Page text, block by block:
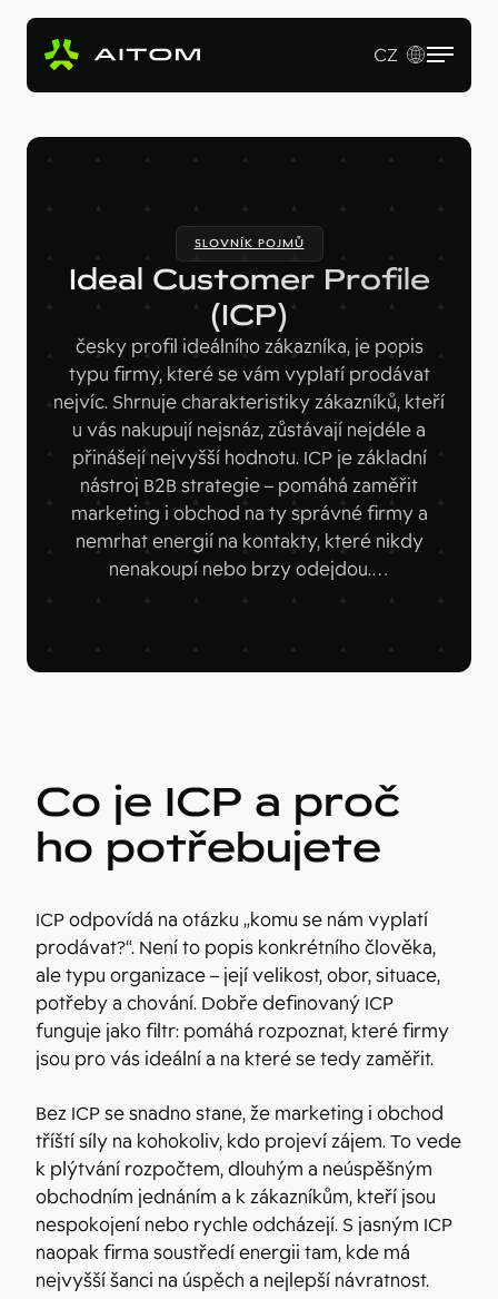
Vstupní studie
Tvorba webu a online aplikací
B2B marketing
AI Copy & SEO Booster
Soutěžní portál
Kariérní web
Pro koho
B2B firmy
Velké značky
Startupy
Technologie
Hotjar
Ahrefs
Google Looker Studio
Figma
Collabim
Leady
Pipedrive
Naše práce
O nás
Blog
Kontakt
EN
CZ
SLOVNÍK POJMŮ
Ideal Customer Profile
(ICP)
česky profil ideálního zákazníka, je popis
typu firmy, které se vám vyplatí prodávat
nejvíc. Shrnuje charakteristiky zákazníků, kteří
u vás nakupují nejsnáz, zůstávají nejdéle a
přinášejí nejvyšší hodnotu. ICP je základní
nástroj B2B strategie – pomáhá zaměřit
marketing i obchod na ty správné firmy a
nemrhat energií na kontakty, které nikdy
nenakoupí nebo brzy odejdou.…
Co je ICP a proč
ho potřebujete
ICP odpovídá na otázku „komu se nám vyplatí
prodávat?“. Není to popis konkrétního člověka,
ale typu organizace – její velikost, obor, situace,
potřeby a chování. Dobře definovaný ICP
funguje jako filtr: pomáhá rozpoznat, které firmy
jsou pro vás ideální a na které se tedy zaměřit.
Bez ICP se snadno stane, že marketing i obchod
tříští síly na kohokoliv, kdo projeví zájem. To vede
k plýtvání rozpočtem, dlouhým a neúspěšným
obchodním jednáním a k zákazníkům, kteří jsou
nespokojení nebo rychle odcházejí. S jasným ICP
naopak firma soustředí energii tam, kde má
nejvyšší šanci na úspěch a nejlepší návratnost.